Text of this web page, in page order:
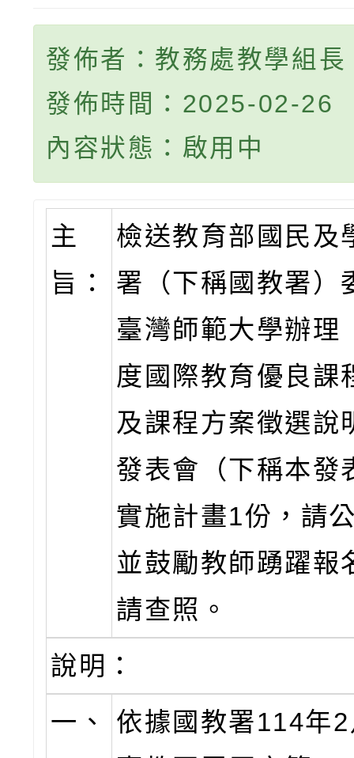
發佈者：教務處教學組長
發佈時間：2025-02-26
內容狀態：啟用中
主
旨：
檢送教育部國民及
署（下稱國教署）
臺灣師範大學辦理
度國際教育優良課
及課程方案徵選說
發表會（下稱本發
實施計畫1份，請
並鼓勵教師踴躍報
請查照。
說明：
一、
依據國教署114年